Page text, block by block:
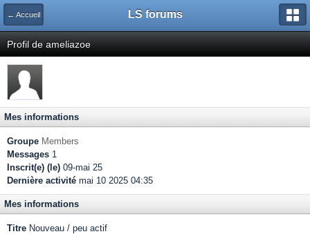
← Accueil LS forums
Profil de ameliazoe
Mes informations
Groupe Members
Messages 1
Inscrit(e) (le) 09-mai 25
Dernière activité mai 10 2025 04:35
Mes informations
Titre Nouveau / peu actif